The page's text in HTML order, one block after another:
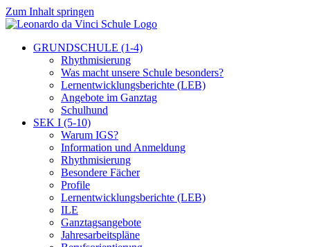
Zum Inhalt springen
GRUNDSCHULE (1-4)
Rhythmisierung
Was macht unsere Schule besonders?
Lernentwicklungsberichte (LEB)
Angebote im Ganztag
Schulhund
SEK I (5-10)
Warum IGS?
Information und Anmeldung
Rhythmisierung
Besondere Fächer
Profile
Lernentwicklungsberichte (LEB)
ILE
Ganztagsangebote
Jahresarbeitspläne